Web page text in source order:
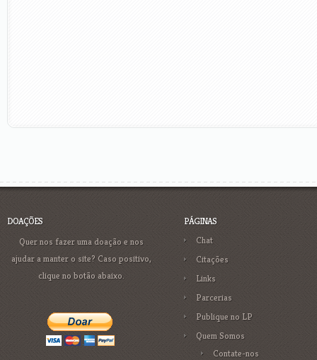
DOAÇÕES
Quer nos fazer uma doação e nos
ajudar a manter o site? Caso positivo,
clique no botão abaixo.
PÁGINAS
Chat
Citações
Links
Parcerias
Publique no LP
Quem Somos
Contate-nos